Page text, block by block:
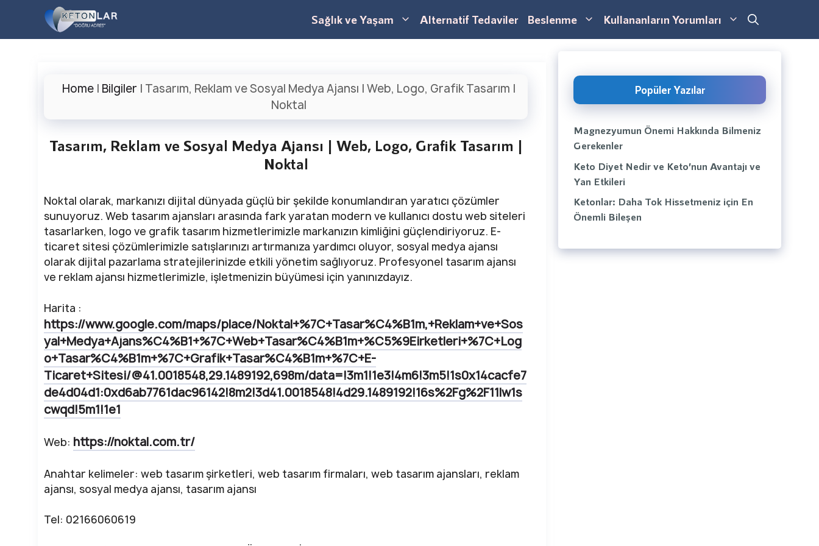
Sağlık ve Yaşam Alternatif Tedaviler Beslenme Kullananların Yorumları
Home | Bilgiler | Tasarım, Reklam ve Sosyal Medya Ajansı | Web, Logo, Grafik Tasarım |
Noktal
Tasarım, Reklam ve Sosyal Medya Ajansı | Web, Logo, Grafik Tasarım |
Noktal
Noktal olarak, markanızı dijital dünyada güçlü bir şekilde konumlandıran yaratıcı çözümler
sunuyoruz. Web tasarım ajansları arasında fark yaratan modern ve kullanıcı dostu web siteleri
tasarlarken, logo ve grafik tasarım hizmetlerimizle markanızın kimliğini güçlendiriyoruz. E-
ticaret sitesi çözümlerimizle satışlarınızı artırmanıza yardımcı oluyor, sosyal medya ajansı
olarak dijital pazarlama stratejilerinizde etkili yönetim sağlıyoruz. Profesyonel tasarım ajansı
ve reklam ajansı hizmetlerimizle, işletmenizin büyümesi için yanınızdayız.
Harita :
https://www.google.com/maps/place/Noktal+%7C+Tasar%C4%B1m,+Reklam+ve+Sos
yal+Medya+Ajans%C4%B1+%7C+Web+Tasar%C4%B1m+%C5%9Eirketleri+%7C+Log
o+Tasar%C4%B1m+%7C+Grafik+Tasar%C4%B1m+%7C+E-
Ticaret+Sitesi/@41.0018548,29.1489192,698m/data=!3m1!1e3!4m6!3m5!1s0x14cacfe7
de4d04d1:0xd6ab7761dac96142!8m2!3d41.0018548!4d29.1489192!16s%2Fg%2F11lw1s
cwqd!5m1!1e1
Web: https://noktal.com.tr/
Anahtar kelimeler: web tasarım şirketleri, web tasarım firmaları, web tasarım ajansları, reklam
ajansı, sosyal medya ajansı, tasarım ajansı
Tel: 02166060619
Popüler Yazılar
Magnezyumun Önemi Hakkında Bilmeniz
Gerekenler
Keto Diyet Nedir ve Keto’nun Avantajı ve
Yan Etkileri
Ketonlar: Daha Tok Hissetmeniz için En
Önemli Bileşen